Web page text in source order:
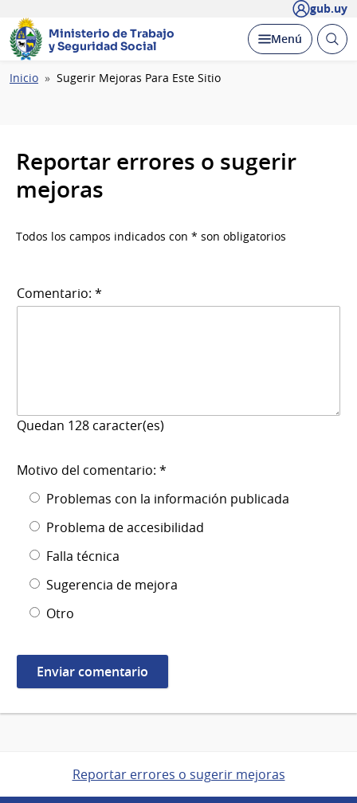
gub.uy
Ministerio de Trabajo
y Seguridad Social
Desplegar
Menú Abrir
Ruta
Inicio Sugerir Mejoras Para Este Sitio
Reportar errores o sugerir
mejoras
Todos los campos indicados con * son obligatorios
Comentario: *
Quedan 128 caracter(es)
Motivo del comentario: *
Problemas con la información publicada
Problema de accesibilidad
Falla técnica
Sugerencia de mejora
Otro
Reportar errores o sugerir mejoras